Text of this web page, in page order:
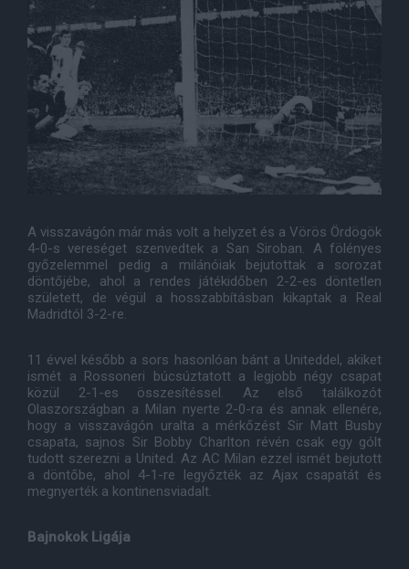
A visszavágón már más volt a helyzet és a Vörös Ördögök
4-0-s vereséget szenvedtek a San Siroban. A fölényes
győzelemmel pedig a milánóiak bejutottak a sorozat
döntőjébe, ahol a rendes játékidőben 2-2-es döntetlen
született, de végül a hosszabbításban kikaptak a Real
Madridtól 3-2-re.
11 évvel később a sors hasonlóan bánt a Uniteddel, akiket
ismét a Rossoneri búcsúztatott a legjobb négy csapat
közül 2-1-es összesítéssel. Az első találkozót
Olaszországban a Milan nyerte 2-0-ra és annak ellenére,
hogy a visszavágón uralta a mérkőzést Sir Matt Busby
csapata, sajnos Sir Bobby Charlton révén csak egy gólt
tudott szerezni a United. Az AC Milan ezzel ismét bejutott
a döntőbe, ahol 4-1-re legyőzték az Ajax csapatát és
megnyerték a kontinensviadalt.
Bajnokok Ligája